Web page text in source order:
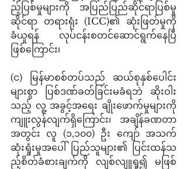
ည့်ပြစ်မှုများကို အပြည်ပြည်ဆိုင်ရာပြစ်မှု
ဆိုင်ရာ တရားရုံး (ICC)၏ ဆုံးဖြတ်မှုကို
ခံယူရန် လုပ်ငန်းစတင်ဆောင်ရွက်နေပြီ
ဖြစ်ကြောင်း၊
(င) မြန်မာစစ်တပ်သည် ဆယ်စုနှစ်ပေါင်း
များစွာ ပြစ်ဒဏ်ခတ်ခြင်းမခံရဘဲ ဆိုးဝါး
သည့် လူ့ အခွင့်အရေး ချိုးဖောက်မှုများကို
ကျူးလွန်လျက်ရှိကြောင်း၊ အချိန်ခဏတာ
အတွင်း လူ (၁,၁၀၀) ဦး ကျော် အသက်
ဆုံးရှုံးမှုအပေါ် ပြည်သူများ၏ ပြင်းထန်သ
ည့်စိတ်ခံစားချက်ကို လျစ်လျူရှု၍ မဖြစ်